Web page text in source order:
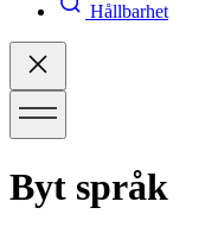
Hållbarhet
Byt språk